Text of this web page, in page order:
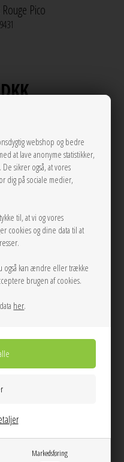
webshop og bedre
at lave anonyme statistikker,
sikrer også, at vores
dig på sociale medier,
til, at vi og vores
cookies og dine data til at
også kan ændre eller trække
brugen af cookies.
her.
Markedsføring
Pico
DKK